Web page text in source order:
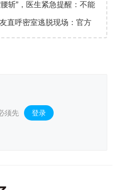
斩”，医生紧急提醒：不能
直呼密室逃脱现场：官方
须先 登录 。